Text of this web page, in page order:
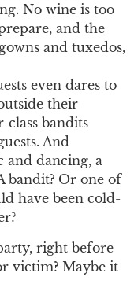
No wine is too
and the
and tuxedos,
even dares to
their
bandits
And
and dancing, a
bandit? Or one of
have been cold-
right before
victim? Maybe it